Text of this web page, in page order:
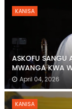
KANISA
ASKOFU SANGU
MWANGA KWA
April 04, 2026
KANISA